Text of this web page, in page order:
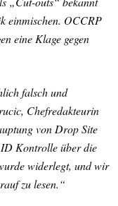
einmischen. OCCRP
eine Klage gegen
falsch und
Chefredakteurin
von Drop Site
Kontrolle über die
widerlegt, und wir
zu lesen.“